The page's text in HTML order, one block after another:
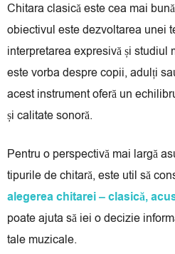
Chitara clasică este cea mai
obiectivul este dezvoltarea unei
interpretarea expresivă și studiul
este vorba despre copii, adulți
acest instrument oferă un
și calitate sonoră.
Pentru o perspectivă mai largă
tipurile de chitară, este util să
alegerea chitarei – clasică,
poate ajuta să iei o decizie
tale muzicale.